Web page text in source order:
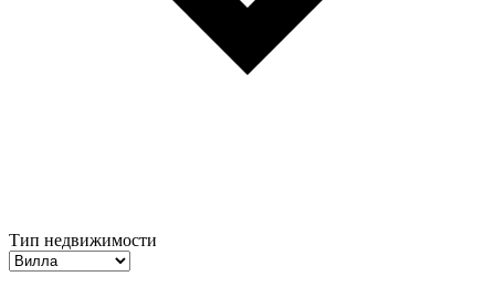
Тип недвижимости